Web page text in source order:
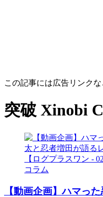
この記事には広告リンク
突破 Xinobi
コラム
【動画企画】ハマっ